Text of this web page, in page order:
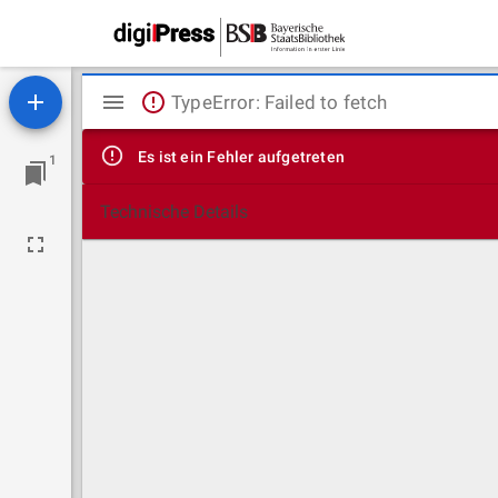
1
Mirador
Viewer
TypeError: Failed to fetch
Es ist ein Fehler aufgetreten
Technische Details